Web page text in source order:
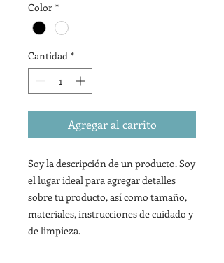
Color *
Cantidad *
Agregar al carrito
Soy la descripción de un producto. Soy
el lugar ideal para agregar detalles
sobre tu producto, así como tamaño,
materiales, instrucciones de cuidado y
de limpieza.